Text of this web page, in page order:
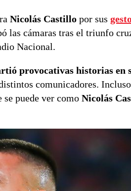
Nicolás Castillo por sus
las cámaras tras el triunfo
Nacional.
provocativas historias en
comunicadores.
puede ver como Nicolás